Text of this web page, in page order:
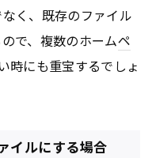
く、既存のファイル
で、複数のホームペ
時にも重宝するでしょ
イルにする場合